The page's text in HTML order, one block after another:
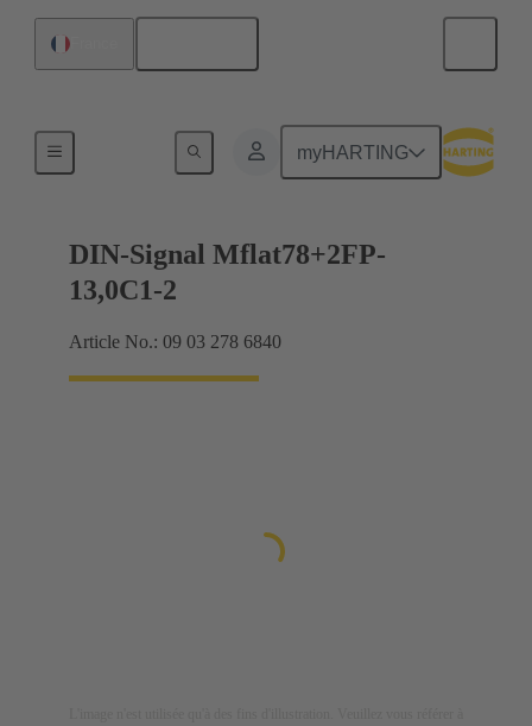
myHARTING
Raccordement carte mère à carte fille
DIN-Signal Mflat78+2FP-
13,0C1-2
Article No.: 09 03 278 6840